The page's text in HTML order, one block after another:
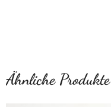
Ähnliche Produkte